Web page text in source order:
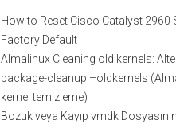
How to Reset Cisco Catalyst 2960
Factory Default
Almalinux Cleaning old kernels:
package-cleanup –oldkernels
kernel temizleme)
Bozuk veya Kayıp vmdk